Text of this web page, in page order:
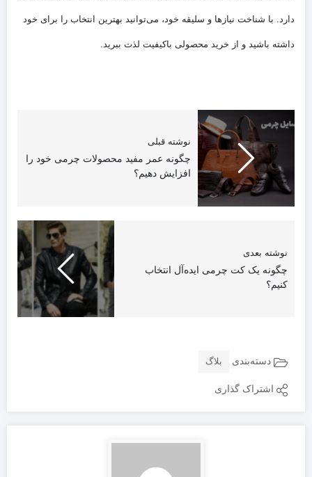
دارد. با شناخت نیازها و سلیقه خود، می‌توانید بهترین انتخاب را برای خود
داشته باشید و از خرید محصولی باکیفیت لذت ببرید.
نوشته قبلی
چگونه عمر مفید محصولات چرمی خود را
افزایش دهیم؟
نوشته بعدی
چگونه یک کت چرمی ایده‌آل انتخاب
کنیم؟
دسته‌بندی بلاگ
اشتراک گذاری